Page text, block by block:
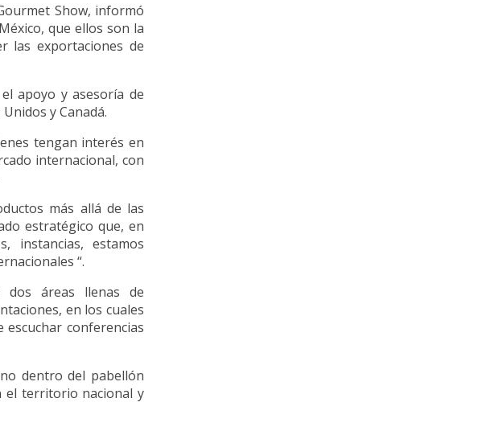
Show, informó
que ellos son la
las exportaciones de
apoyo y asesoría de
y Canadá.
tengan interés en
internacional, con
más allá de las
estratégico que, en
instancias, estamos
“.
dos áreas llenas de
en los cuales
conferencias
dentro del pabellón
el territorio nacional y